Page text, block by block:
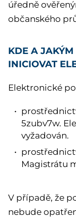
úředně
občanského
KDE A
INICIOVAT
Elektronické
5zubv7w.
vyžadován.
Magistrátu
V případě, že
nebude